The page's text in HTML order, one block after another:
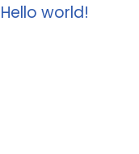
Hello world!